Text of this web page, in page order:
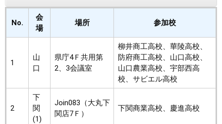
No.
会
場
場所 参加校
1
山
口
県庁4Ｆ共用第
2、3会議室
柳井商工高校、華陵高校、
防府商工高校、山口高校、
山口農業高校、宇部西高
校、サビエル高校
2
下
関
(1)
Join083（大丸下
関店7Ｆ）
下関商業高校、慶進高校